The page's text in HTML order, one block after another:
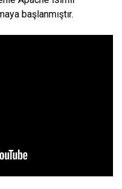
başlanmıştır.